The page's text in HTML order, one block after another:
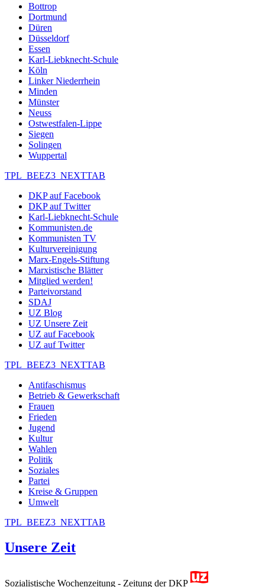
Bottrop
Dortmund
Düren
Düsseldorf
Essen
Karl-Liebknecht-Schule
Köln
Linker Niederrhein
Minden
Münster
Neuss
Ostwestfalen-Lippe
Siegen
Solingen
Wuppertal
TPL_BEEZ3_NEXTTAB
DKP auf Facebook
DKP auf Twitter
Karl-Liebknecht-Schule
Kommunisten.de
Kommunisten TV
Kulturvereinigung
Marx-Engels-Stiftung
Marxistische Blätter
Mitglied werden!
Parteivorstand
SDAJ
UZ Blog
UZ Unsere Zeit
UZ auf Facebook
UZ auf Twitter
TPL_BEEZ3_NEXTTAB
Antifaschismus
Betrieb & Gewerkschaft
Frauen
Frieden
Jugend
Kultur
Wahlen
Politik
Soziales
Partei
Kreise & Gruppen
Umwelt
TPL_BEEZ3_NEXTTAB
Unsere Zeit
Sozialistische Wochenzeitung - Zeitung der DKP